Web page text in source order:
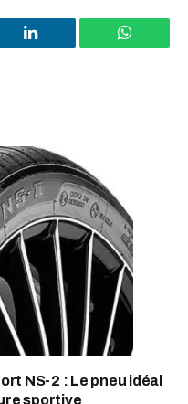
LinkedIn
NS-2 : Le pneu idéal
sportive